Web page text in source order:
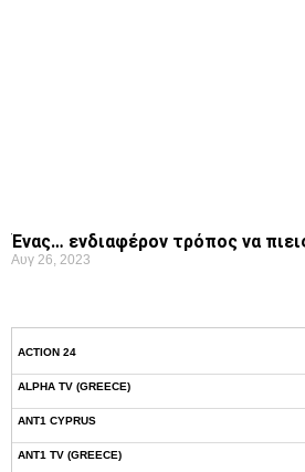
Ένας… ενδιαφέρον τρόπος να
Αυγ 26, 2023
ACTION 24
ALPHA TV (GREECE)
ANT1 CYPRUS
ANT1 TV (GREECE)